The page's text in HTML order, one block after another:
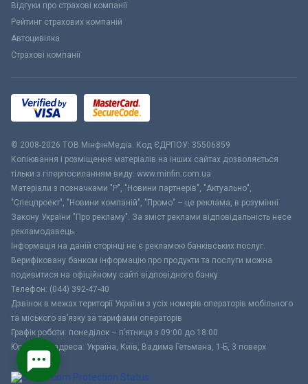
Відгуки про страхові компанії
Рейтинг страхових компаній
Автоцивілка
Страхові компанії
© 2008-2026 ТОВ МiнфiнМедiа. Код ЄДРПОУ: 35506859
Копіювання і розміщення матеріалів на інших сайтах дозволяється
тільки з гіперпосиланням виду: www.minfin.com.ua
Матеріали з позначками "Р", "Новини партнерів", "Актуально",
"Спецпроект", "Новини компаній", "Промо" – це реклама, в розумінні
Закону України "Про рекламу". За зміст реклами відповідальність несе
рекламодавець.
Інформація на даній сторінці не є рекламою банківських послуг.
Верифіковану банком інформацію про продукти та послуги можна
подивитися на офіційному сайті відповідного банку.
Телефон: (044) 392-47-40
Дзвінок в межах території України з усіх номерів операторів мобільного
та міського зв’язку за тарифами операторів
Графік роботи: понеділок – п’ятниця з 09:00 до 18:00
Юридична адреса: Україна, Київ, Вадима Гетьмана, 1-Б, 3 поверх